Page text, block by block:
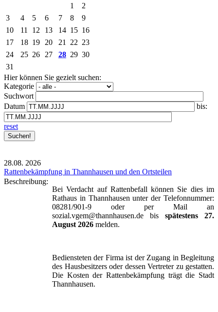
1
2
3
4 5 6 7 8
9
10
11 12 13 14 15 16
17
18 19 20 21 22 23
24
25 26 27 28 29 30
31
Hier können Sie gezielt suchen:
Kategorie
Suchwort
Datum
bis:
reset
28.08. 2026
Rattenbekämpfung in Thannhausen und den Ortsteilen
Beschreibung:
Bei Verdacht auf Rattenbefall können Sie dies im
Rathaus in Thannhausen unter der Telefonnummer:
08281/901-9 oder per Mail an
sozial.vgem@thannhausen.de bis spätestens 27.
August 2026 melden.
Bediensteten der Firma ist der Zugang in Begleitung
des Hausbesitzers oder dessen Vertreter zu gestatten.
Die Kosten der Rattenbekämpfung trägt die Stadt
Thannhausen.